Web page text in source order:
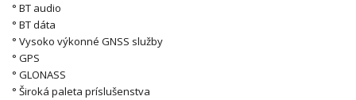
° BT audio
° BT dáta
° Vysoko výkonné GNSS služby
° GPS
° GLONASS
° Široká paleta príslušenstva